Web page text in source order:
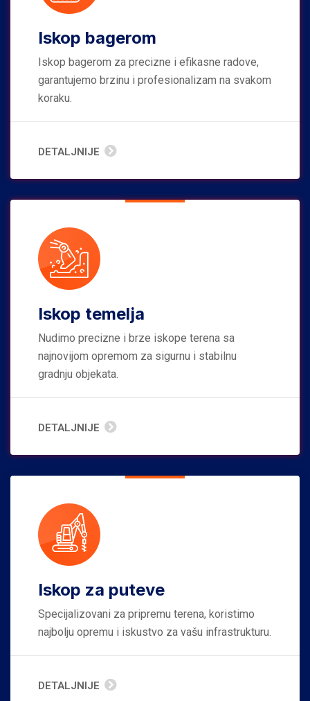
Iskop bagerom
Iskop bagerom za precizne i efikasne radove,
garantujemo brzinu i profesionalizam na svakom
koraku.
DETALJNIJE
Iskop temelja
Nudimo precizne i brze iskope terena sa
najnovijom opremom za sigurnu i stabilnu
gradnju objekata.
DETALJNIJE
Iskop za puteve
Specijalizovani za pripremu terena, koristimo
najbolju opremu i iskustvo za vašu infrastrukturu.
DETALJNIJE